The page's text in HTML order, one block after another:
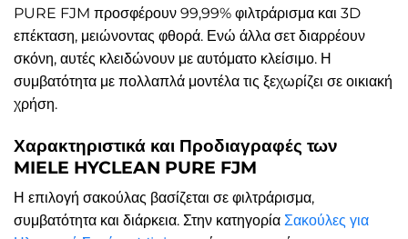
PURE FJM προσφέρουν 99,99% φιλτράρισμα και 3D
επέκταση, μειώνοντας φθορά. Ενώ άλλα σετ διαρρέουν
σκόνη, αυτές κλειδώνουν με αυτόματο κλείσιμο. Η
συμβατότητα με πολλαπλά μοντέλα τις ξεχωρίζει σε οικιακή
χρήση.
Χαρακτηριστικά και Προδιαγραφές των
MIELE HYCLEAN PURE FJM
Η επιλογή σακούλας βασίζεται σε φιλτράρισμα,
συμβατότητα και διάρκεια. Στην κατηγορία Σακούλες για